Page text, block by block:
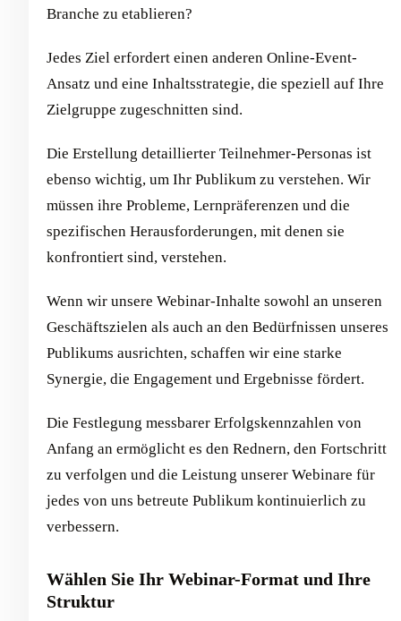
Branche zu etablieren?
Jedes Ziel erfordert einen anderen Online-Event-
Ansatz und eine Inhaltsstrategie, die speziell auf Ihre
Zielgruppe zugeschnitten sind.
Die Erstellung detaillierter Teilnehmer-Personas ist
ebenso wichtig, um Ihr Publikum zu verstehen. Wir
müssen ihre Probleme, Lernpräferenzen und die
spezifischen Herausforderungen, mit denen sie
konfrontiert sind, verstehen.
Wenn wir unsere Webinar-Inhalte sowohl an unseren
Geschäftszielen als auch an den Bedürfnissen unseres
Publikums ausrichten, schaffen wir eine starke
Synergie, die Engagement und Ergebnisse fördert.
Die Festlegung messbarer Erfolgskennzahlen von
Anfang an ermöglicht es den Rednern, den Fortschritt
zu verfolgen und die Leistung unserer Webinare für
jedes von uns betreute Publikum kontinuierlich zu
verbessern.
Wählen Sie Ihr Webinar-Format und Ihre
Struktur